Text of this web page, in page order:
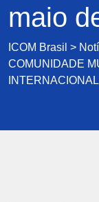
maio
ICOM Brasil >
COMUNIDADE